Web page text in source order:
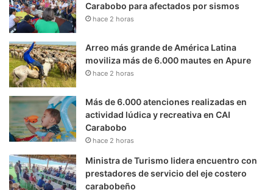
Carabobo para afectados por sismos
hace 2 horas
Arreo más grande de América Latina
moviliza más de 6.000 mautes en Apure
hace 2 horas
Más de 6.000 atenciones realizadas en
actividad lúdica y recreativa en CAI
Carabobo
hace 2 horas
Ministra de Turismo lidera encuentro con
prestadores de servicio del eje costero
carabobeño